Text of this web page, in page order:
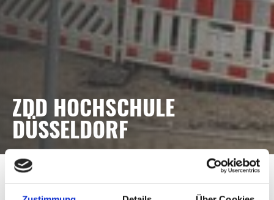
ZDD HOCHSCHULE
DÜSSELDORF
771 m² 40 m²